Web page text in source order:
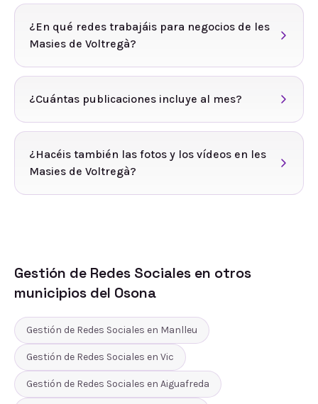
¿En qué redes trabajáis para negocios de les
Masies de Voltregà?
¿Cuántas publicaciones incluye al mes?
¿Hacéis también las fotos y los vídeos en les
Masies de Voltregà?
Gestión de Redes Sociales en otros
municipios del Osona
Gestión de Redes Sociales en Manlleu
Gestión de Redes Sociales en Vic
Gestión de Redes Sociales en Aiguafreda